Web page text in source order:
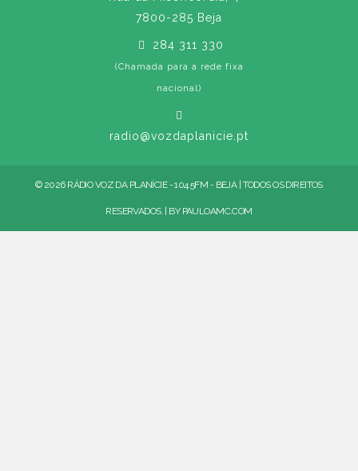
7800-285 Beja
284 311 330
(Chamada para a rede fixa
nacional)
radio@vozdaplanicie.pt
© 2026 RÁDIO VOZ DA PLANÍCIE - 104.5FM - BEJA | TODOS OS DIREITOS
RESERVADOS. | BY PAULOAMC.COM